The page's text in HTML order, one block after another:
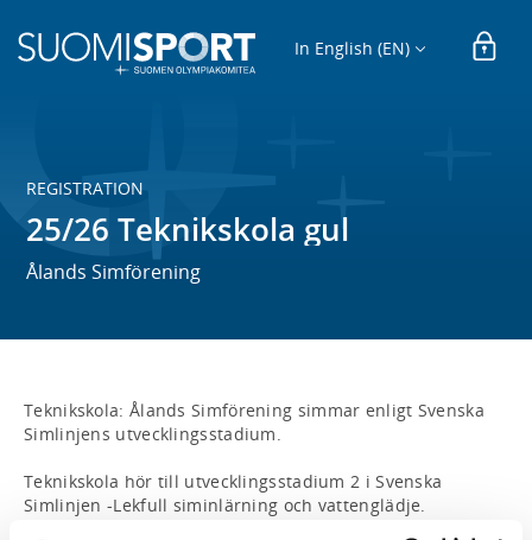
In English (EN)
REGISTRATION
25/26 Teknikskola gul
Ålands Simförening
Teknikskola: Ålands Simförening simmar enligt Svenska
Simlinjens utvecklingsstadium.
Teknikskola hör till utvecklingsstadium 2 i Svenska
Simlinjen -Lekfull siminlärning och vattenglädje.